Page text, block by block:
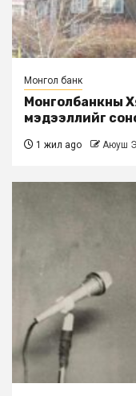
Монгол банк
Монголбанкны
мэдээллийг
1 жил ago Аюуш